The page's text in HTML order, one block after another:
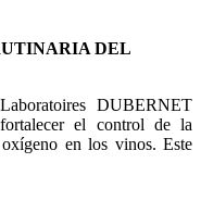
DEL
DUBERNET
el control de la
en los vinos. Este